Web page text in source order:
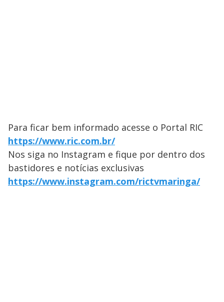
Para ficar bem informado acesse o Portal RIC
https://www.ric.com.br/
Nos siga no Instagram e fique por dentro dos
bastidores e notícias exclusivas
https://www.instagram.com/rictvmaringa/